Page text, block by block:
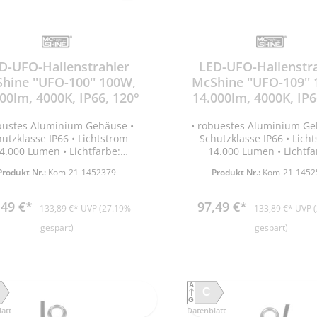
/ 1000h 152kWh • nicht
• Nicht geeignet für
• mit 20cm
Anschlussleitung • Gewicht 2,3kg
Verbrauch / 1000h
dimmbar • Nicht
Akzentbeleuchtung • mit
Anschlussleitung •
UFO-Hallenstrahler
''UFO-100'' 100W,
4000K, IP66, 120°
Aluminium Gehäuse •
IP66 • Lichtstrom
Lumen • Lichtfarbe:
• Abstrahlwinkel 120° •
Spannung 90-305V •
C •
20.000 Stunden •
°C • Maße: ØxH 270x172mm
• Gewicht 2,77kg • 30cm
• nicht dimmbar
Nr.: Kom-21-1452379
€* 133,89 €* UVP (27.19%
gespart)
LED-UFO-
McShine ''UFO-109''
14.000lm, 4000K,
• robuestes Aluminium
Schutzklasse IP66 •
14.000 Lumen •
K • Abstrahlwinkel
Spannung 90-305V
Energieeffizienzklasse
Lebensdauer 20.000
bis +40 °C • Maße: ØxH
(inkl. Öse) • Gewicht 2,77kg
Anschlussleitung • nicht
Produkt Nr.: Kom-21-
97,49 €* 133,89 €* UVP
gespart)
C
A
G
Datenblatt